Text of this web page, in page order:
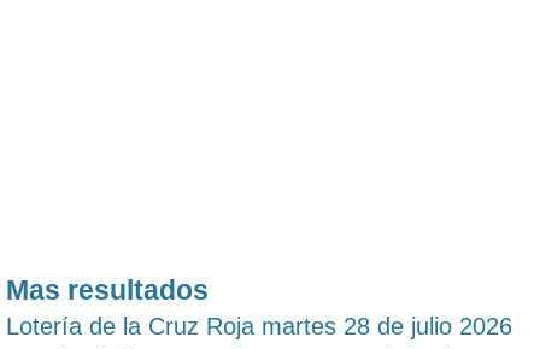
Mas resultados
Lotería de la Cruz Roja martes 28 de julio 2026